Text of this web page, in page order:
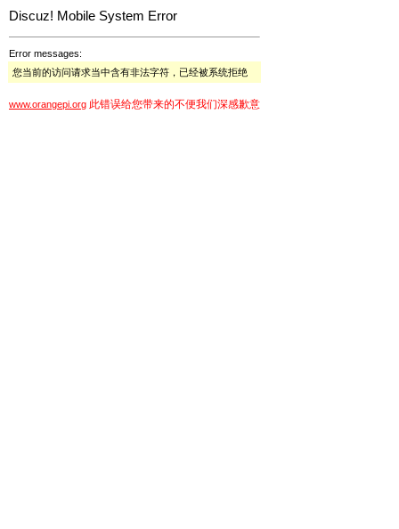
Discuz! Mobile System Error
Error messages:
您当前的访问请求当中含有非法字符，已经被系统拒绝
www.orangepi.org 此错误给您带来的不便我们深感歉意